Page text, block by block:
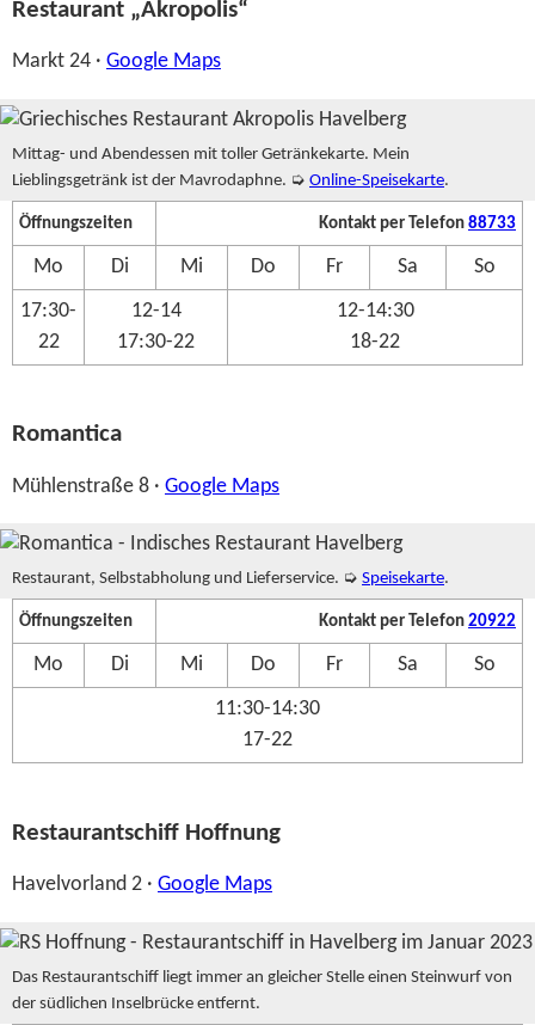
Restaurant „Akropolis“
Markt 24 · Google Maps
Mittag- und Abendessen mit toller Getränkekarte. Mein
Lieblingsgetränk ist der Mavrodaphne. ➭ Online-Speisekarte.
Öffnungszeiten Kontakt per Telefon 88733
Mo Di Mi Do Fr Sa So
17:30-
22
12-14
17:30-22
12-14:30
18-22
Romantica
Mühlenstraße 8 · Google Maps
Restaurant, Selbstabholung und Lieferservice. ➭ Speisekarte.
Öffnungszeiten Kontakt per Telefon 20922
Mo Di Mi Do Fr Sa So
11:30-14:30
17-22
Restaurantschiff Hoffnung
Havelvorland 2 · Google Maps
Das Restaurantschiff liegt immer an gleicher Stelle einen Steinwurf von
der südlichen Inselbrücke entfernt.